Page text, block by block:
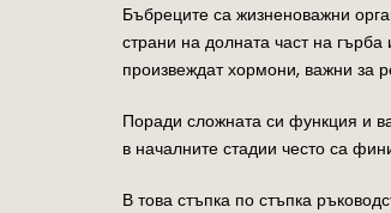
Бъбреците са жизненоважни
страни на долната част на
произвеждат хормони, важни за
Поради сложната си функция и
в началните стадии често са
В това стъпка по стъпка